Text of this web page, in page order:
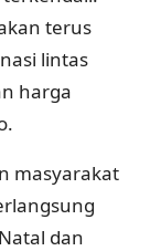
terus
lintas
harga
masyarakat
dan